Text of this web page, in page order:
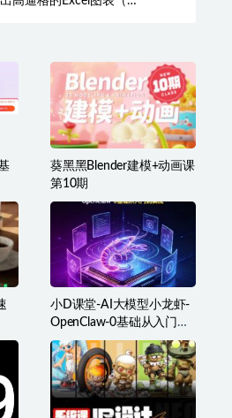
葵黑黑Blender建模+动画课
第10期
小D课堂-AI大模型小龙虾-
OpenClaw-0基础从入门到
实战